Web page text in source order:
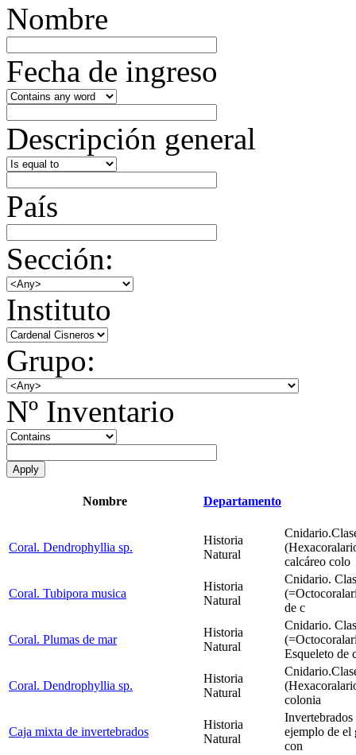
Nombre
Fecha de ingreso
Descripción general
País
Sección:
Instituto
Grupo:
Nº Inventario
Nombre Departamento
Coral. Dendrophyllia sp.
Historia
Natural
calcáreo colo
Coral. Tubipora musica
Historia
Natural
Cnidario.
de c
Coral. Plumas de mar
Historia
Natural
Cnidario.
Esqueleto de
Coral. Dendrophyllia sp.
Historia
Natural
colonia
Caja mixta de invertebrados
Historia
Natural
ejemplo de el
con